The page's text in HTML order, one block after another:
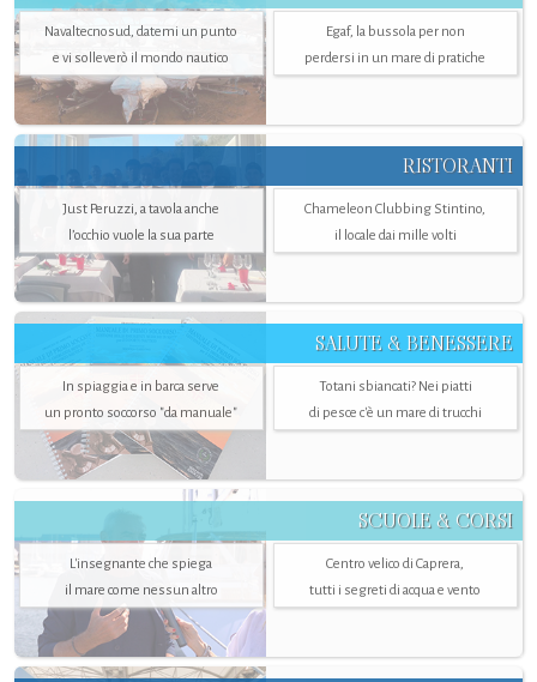
Navaltecnosud, datemi un punto
e vi solleverò il mondo nautico
Egaf, la bussola per non
perdersi in un mare di pratiche
RISTORANTI
Just Peruzzi, a tavola anche
l’occhio vuole la sua parte
Chameleon Clubbing Stintino,
il locale dai mille volti
SALUTE & BENESSERE
In spiaggia e in barca serve
un pronto soccorso "da manuale"
Totani sbiancati? Nei piatti
di pesce c'è un mare di trucchi
SCUOLE & CORSI
L'insegnante che spiega
il mare come nessun altro
Centro velico di Caprera,
tutti i segreti di acqua e vento